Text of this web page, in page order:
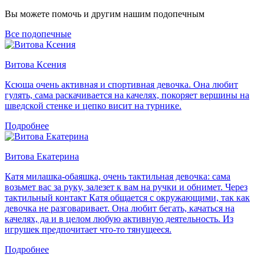
Вы можете помочь и другим нашим подопечным
Все подопечные
Витова Ксения
Ксюша очень активная и спортивная девочка. Она любит
гулять, сама раскачивается на качелях, покоряет вершины на
шведской стенке и цепко висит на турнике.
Подробнее
Витова Екатерина
Катя милашка-обаяшка, очень тактильная девочка: сама
возьмет вас за руку, залезет к вам на ручки и обнимет. Через
тактильный контакт Катя общается с окружающими, так как
девочка не разговаривает. Она любит бегать, качаться на
качелях, да и в целом любую активную деятельность. Из
игрушек предпочитает что-то тянущееся.
Подробнее